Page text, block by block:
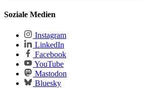
Soziale Medien
Instagram
LinkedIn
Facebook
YouTube
Mastodon
Bluesky